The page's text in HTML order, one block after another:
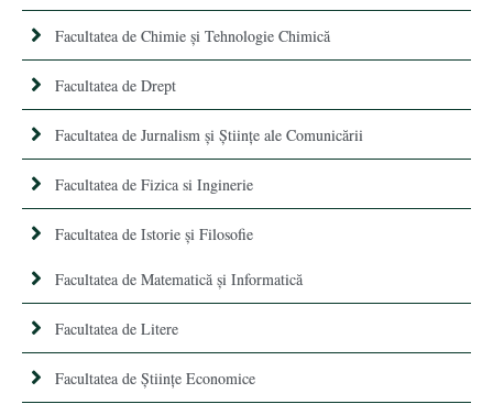
Facultatea de Chimie şi Tehnologie Chimică
Facultatea de Drept
Facultatea de Jurnalism şi Ştiinţe ale Comunicării
Facultatea de Fizica si Inginerie
Facultatea de Istorie şi Filosofie
Facultatea de Matematică şi Informatică
Facultatea de Litere
Facultatea de Științe Economice